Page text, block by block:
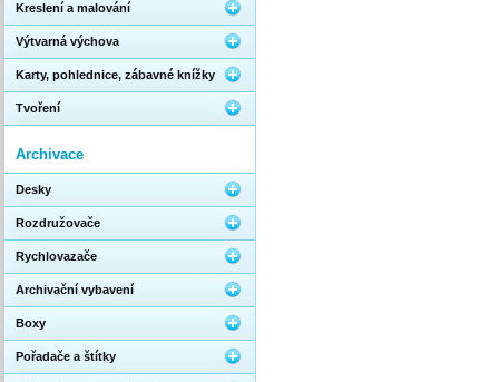
Kreslení a malování
Výtvarná výchova
Karty, pohlednice, zábavné knížky
Tvoření
Archivace
Desky
Rozdružovače
Rychlovazače
Archivační vybavení
Boxy
Pořadače a štítky